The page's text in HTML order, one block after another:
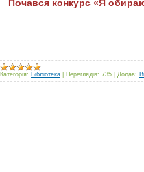
Почався конкурс «Я
Категорія: Бібліотека Переглядів: 735 Додав: